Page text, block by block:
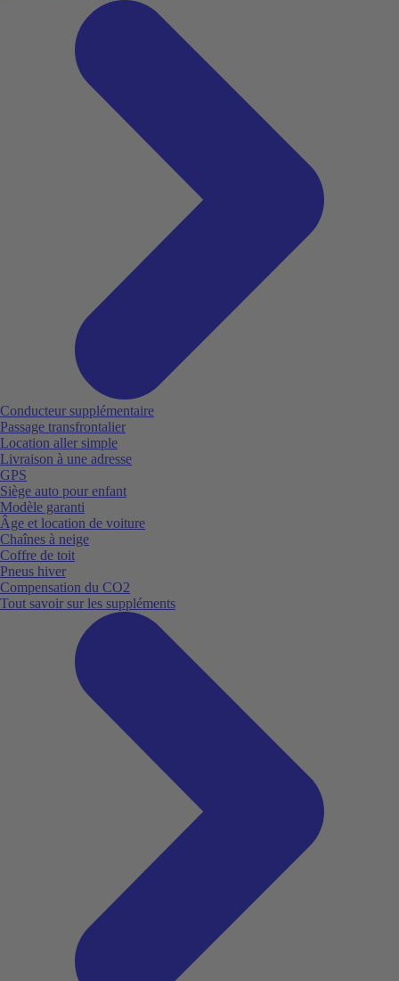
Conducteur supplémentaire
Passage transfrontalier
Location aller simple
Livraison à une adresse
GPS
Siège auto pour enfant
Modèle garanti
Âge et location de voiture
Chaînes à neige
Coffre de toit
Pneus hiver
Compensation du CO2
Tout savoir sur les suppléments